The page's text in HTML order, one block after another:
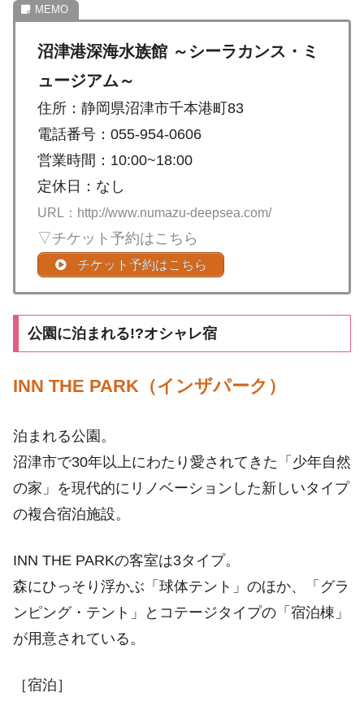
沼津港深海水族館 ～シーラカンス・ミ
ュージアム～
住所：静岡県沼津市千本港町83
電話番号：055-954-0606
営業時間：10:00~18:00
定休日：なし
URL：http://www.numazu-deepsea.com/
▽チケット予約はこちら
チケット予約はこちら
公園に泊まれる!?オシャレ宿
INN THE PARK（インザパーク）
泊まれる公園。
沼津市で30年以上にわたり愛されてきた「少年自然
の家」を現代的にリノベーションした新しいタイプ
の複合宿泊施設。
INN THE PARKの客室は3タイプ。
森にひっそり浮かぶ「球体テント」のほか、「グラ
ンピング・テント」とコテージタイプの「宿泊棟」
が用意されている。
［宿泊］